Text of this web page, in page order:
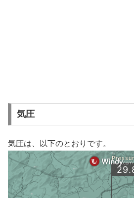
気圧
気圧は、以下のとおりです。